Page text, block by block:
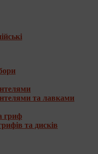
та лавками
гриф
та дисків